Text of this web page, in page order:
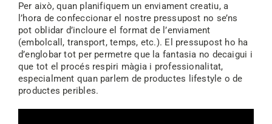
Per això, quan planifiquem un enviament creatiu, a
l’hora de confeccionar el nostre pressupost no se’ns
pot oblidar d’incloure el format de l’enviament
(embolcall, transport, temps, etc.). El pressupost ho ha
d’englobar tot per permetre que la fantasia no decaigui i
que tot el procés respiri màgia i professionalitat,
especialment quan parlem de productes lifestyle o de
productes peribles.